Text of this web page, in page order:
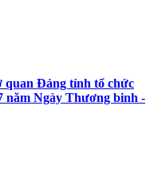
quan Đảng tỉnh tổ chức
năm Ngày Thương binh -